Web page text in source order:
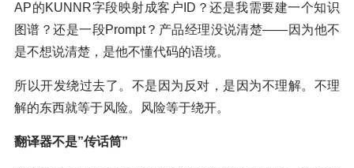
AP的KUNNR字段映射成客户ID？还是我需要建一个知识
图谱？还是一段Prompt？产品经理没说清楚——因为他不
是不想说清楚，是他不懂代码的语境。
所以开发绕过去了。不是因为反对，是因为不理解。不理
解的东西就等于风险。风险等于绕开。
翻译器不是”传话筒”